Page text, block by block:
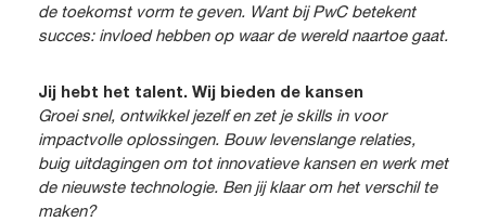
de toekomst vorm te geven. Want bij PwC betekent
succes: invloed hebben op waar de wereld naartoe gaat.
Jij hebt het talent. Wij bieden de kansen
Groei snel, ontwikkel jezelf en zet je skills in voor
impactvolle oplossingen. Bouw levenslange relaties,
buig uitdagingen om tot innovatieve kansen en werk met
de nieuwste technologie. Ben jij klaar om het verschil te
maken?